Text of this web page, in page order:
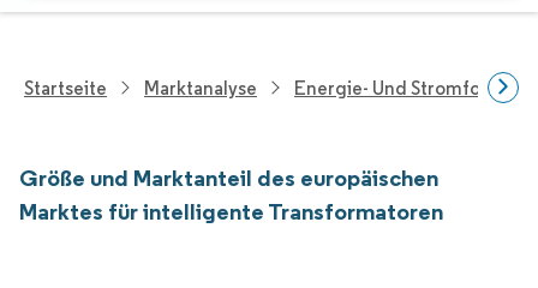
Startseite Marktanalyse Energie- Und
Größe und Marktanteil des europäischen
Marktes für intelligente Transformatoren